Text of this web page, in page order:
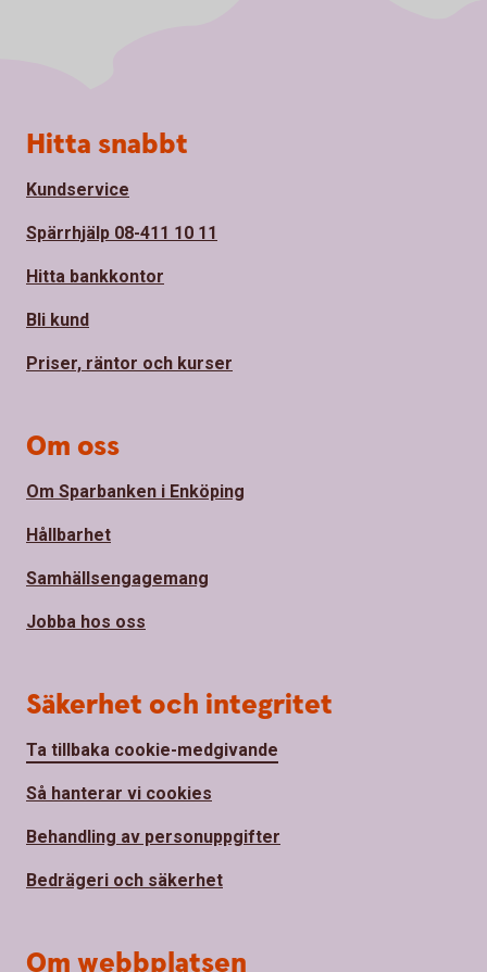
Sidfot
Hitta snabbt
Kundservice
Spärrhjälp 08-411 10 11
Hitta bankkontor
Bli kund
Priser, räntor och kurser
Om oss
Om Sparbanken i Enköping
Hållbarhet
Samhällsengagemang
Jobba hos oss
Säkerhet och integritet
Ta tillbaka cookie-medgivande
Så hanterar vi cookies
Behandling av personuppgifter
Bedrägeri och säkerhet
Om webbplatsen